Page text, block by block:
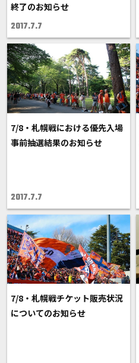
終了のお知らせ
2017.7.7
7/8・札幌戦における優先入場
事前抽選結果のお知らせ
2017.7.7
7/8・札幌戦チケット販売状況
についてのお知らせ